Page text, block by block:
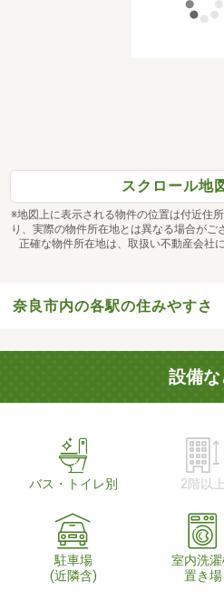
スクロール地
※地図上に表示される物件の位置は付近住
り、実際の物件所在地とは異なる場合がご
正確な物件所在地は、取扱い不動産会社
奈良市内の各駅の住みやすさ
設備
バス・トイレ別 2階以上
駐車場
(近隣含)
室内洗
置き場